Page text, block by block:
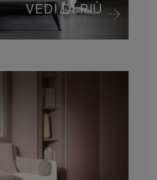
VEDI DI PIÙ